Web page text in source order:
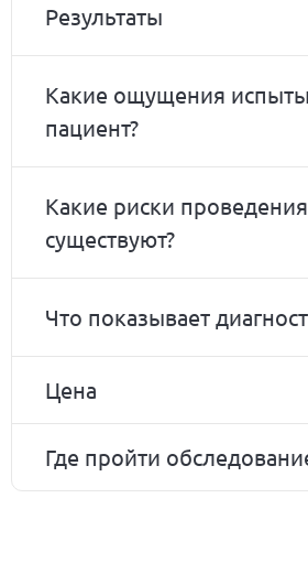
Результаты
Какие ощущения
пациент?
Какие риски
существуют?
Что показывает
Цена
Где пройти